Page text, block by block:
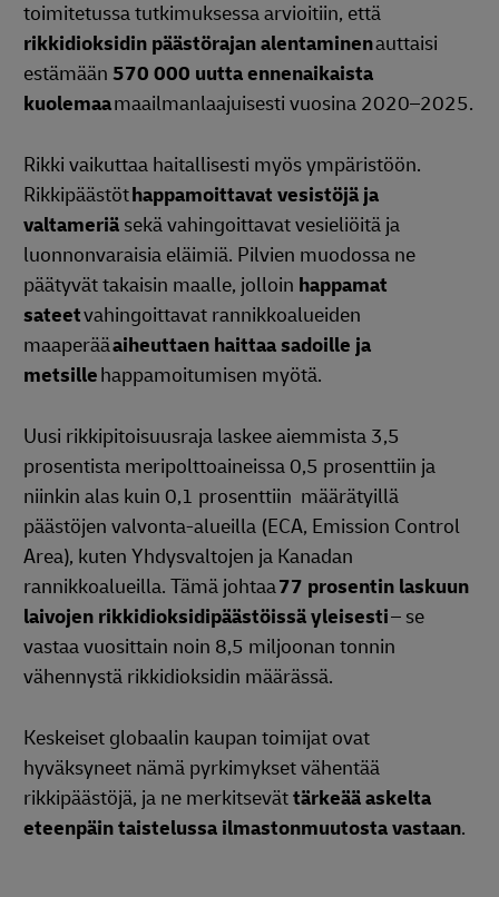
toimitetussa tutkimuksessa arvioitiin, että
rikkidioksidin päästörajan alentaminenauttaisi
estämään 570 000 uutta ennenaikaista
kuolemaamaailmanlaajuisesti vuosina 2020–2025.
Rikki vaikuttaa haitallisesti myös ympäristöön.
Rikkipäästöthappamoittavat vesistöjä ja
valtameriä sekä vahingoittavat vesieliöitä ja
luonnonvaraisia eläimiä. Pilvien muodossa ne
päätyvät takaisin maalle, jolloin happamat
sateetvahingoittavat rannikkoalueiden
maaperääaiheuttaen haittaa sadoille ja
metsillehappamoitumisen myötä.
Uusi rikkipitoisuusraja laskee aiemmista 3,5
prosentista meripolttoaineissa 0,5 prosenttiin ja
niinkin alas kuin 0,1 prosenttiin määrätyillä
päästöjen valvonta-alueilla (ECA, Emission Control
Area), kuten Yhdysvaltojen ja Kanadan
rannikkoalueilla. Tämä johtaa77 prosentin laskuun
laivojen rikkidioksidipäästöissä yleisesti– se
vastaa vuosittain noin 8,5 miljoonan tonnin
vähennystä rikkidioksidin määrässä.
Keskeiset globaalin kaupan toimijat ovat
hyväksyneet nämä pyrkimykset vähentää
rikkipäästöjä, ja ne merkitsevättärkeää askelta
eteenpäin taistelussa ilmastonmuutosta vastaan.